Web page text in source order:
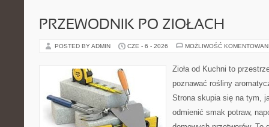
PRZEWODNIK PO ZIOŁACH
POSTED BY ADMIN CZE - 6 - 2026 MOŻLIWOŚĆ
Zioła od Kuchni to
poznawać rośliny
Strona skupia się na tym,
odmienić smak potraw,